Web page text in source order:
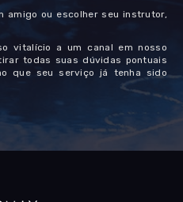
amigo ou escolher seu instrutor,
vitalício a um canal em nosso
todas suas dúvidas pontuais
que seu serviço já tenha sido